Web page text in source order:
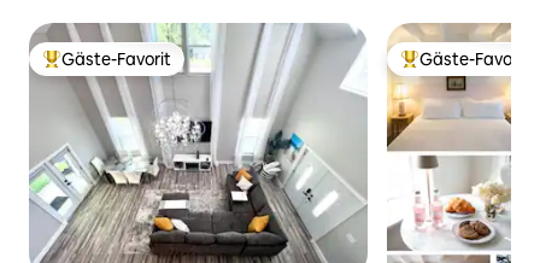
Beliebter Gäste-Favorit.
Gäste-Favorit Beliebter Gäste-
Gäste-Favorit